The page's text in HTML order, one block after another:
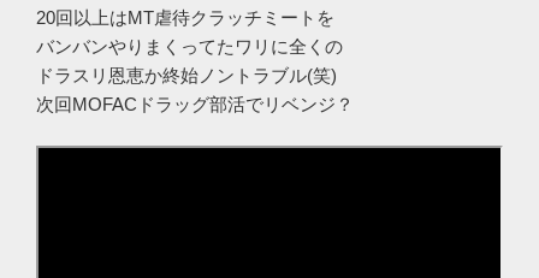
20回以上はMT虐待クラッチミートを
バンバンやりまくってたワリに全くの
ドラスリ恩恵か終始ノントラブル(笑)
次回MOFACドラッグ部活でリベンジ？